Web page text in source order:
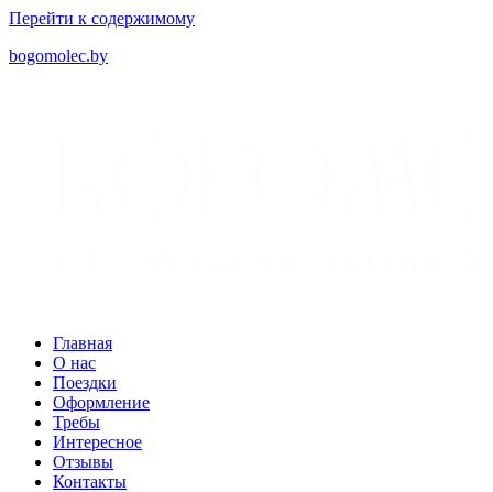
Перейти к содержимому
bogomolec.by
Главная
О нас
Поездки
Оформление
Требы
Интересное
Отзывы
Контакты